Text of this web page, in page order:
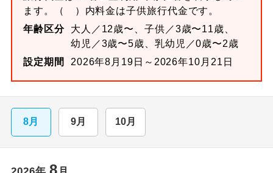
ます。
（ ）内料金は子供旅行代金です。
年齢区分
大人／12歳〜、子供／3歳〜11歳、
幼児／3歳〜5歳、乳幼児／0歳〜2歳
設定期間
2026年8月19日～2026年10月21日
8月 9月 10月
8